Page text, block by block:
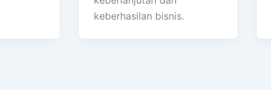
keberhasilan bisnis.